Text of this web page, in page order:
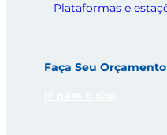
Plataformas e
Faça Seu Orçamento